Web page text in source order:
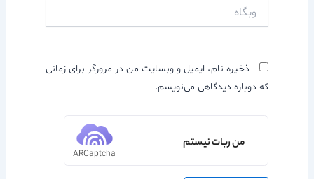
ذخیره نام، ایمیل و وبسایت من در مرورگر برای زمانی
که دوباره دیدگاهی می‌نویسم.
من ربات نیستم
ARCaptcha